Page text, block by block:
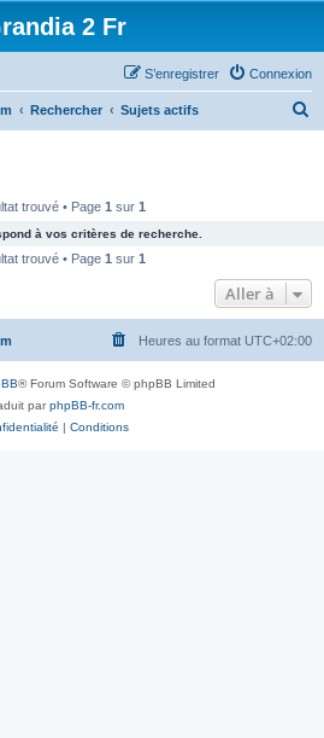
2 Fr
Connexion
S’enregistrer
Rechercher Sujets actifs
c
e
trouvé • Page 1 sur 1
à vos critères de recherche.
trouvé • Page 1 sur 1
Aller à
Heures au format UTC+02:00
® Forum Software © phpBB Limited
parphpBB-fr.com
| Conditions